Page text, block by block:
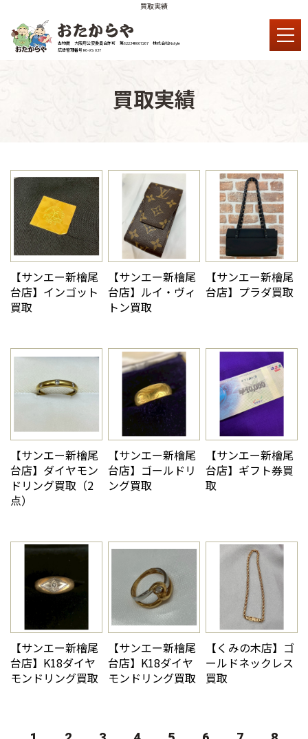
買取実績
古物商 大阪府公安委員会許可 第62234R067267 株式会社Nstyle
広告管理番号 R6-9S 037
買取実績
【サンエー新檜尾
台店】インゴット
買取
【サンエー新檜尾
台店】ルイ・ヴィ
トン買取
【サンエー新檜尾
台店】プラダ買取
【サンエー新檜尾
台店】ダイヤモン
ドリング買取（2
点）
【サンエー新檜尾
台店】ゴールドリ
ング買取
【サンエー新檜尾
台店】ギフト券買
取
【サンエー新檜尾
台店】K18ダイヤ
モンドリング買取
【サンエー新檜尾
台店】K18ダイヤ
モンドリング買取
【くみの木店】ゴ
ールドネックレス
買取